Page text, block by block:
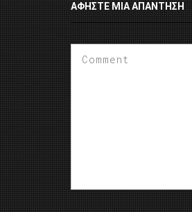
ΑΦΉΣΤΕ ΜΙΑ ΑΠΆΝΤΗΣΗ